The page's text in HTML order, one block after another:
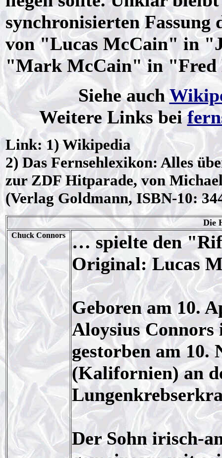
synchronisierten Fassung
von "Lucas McCain" in
"Mark McCain" in "Fred
Siehe auch
Weitere Links bei
Link: 1) Wikipedia
2) Das Fernsehlexikon: Alles
zur ZDF Hitparade, von
(Verlag Goldmann, ISBN-10:
Die
Chuck Connors
… spielte den
Original: Lucas
Geboren am 10.
Aloysius
gestorben am 10.
(Kalifornien) an
Der Sohn irisch-